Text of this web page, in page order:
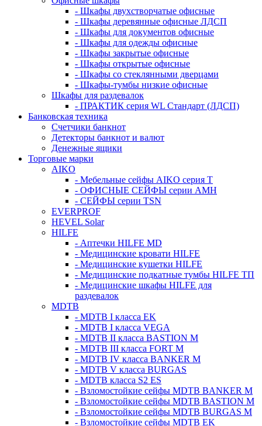
- Шкафы двухстворчатые офисные
- Шкафы деревянные офисные ЛДСП
- Шкафы для документов офисные
- Шкафы для одежды офисные
- Шкафы закрытые офисные
- Шкафы открытые офисные
- Шкафы со стеклянными дверцами
- Шкафы-тумбы низкие офисные
Шкафы для раздевалок
- ПРАКТИК серия WL Стандарт (ЛДСП)
Банковская техника
Счетчики банкнот
Детекторы банкнот и валют
Денежные ящики
Торговые марки
AIKO
- Мебельные сейфы AIKO серия Т
- ОФИСНЫЕ СЕЙФЫ серии AMH
- СЕЙФЫ серии TSN
EVERPROF
HEVEL Solar
HILFE
- Аптечки HILFE MD
- Медицинские кровати HILFE
- Медицинские кушетки HILFE
- Медицинские подкатные тумбы HILFE ТП
- Медицинские шкафы HILFE для
раздевалок
MDTB
- MDTB I класса EK
- MDTB I класса VEGA
- MDTB II класса BASTION M
- MDTB III класса FORT M
- MDTB IV класса BANKER M
- MDTB V класса BURGAS
- MDTB класса S2 ES
- Взломостойкие сейфы MDTB BANKER M
- Взломостойкие сейфы MDTB BASTION M
- Взломостойкие сейфы MDTB BURGAS M
- Взломостойкие сейфы MDTB EK